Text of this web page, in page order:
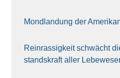
Mond­lan­dung der
Rein­ras­sig­keit schwächt
stands­kraft aller